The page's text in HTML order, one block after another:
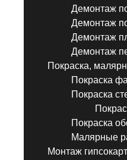
Демонтаж
Демонтаж
Демонтаж
Демонтаж
Покраска,
Покраска
Покраска
Покраска
Малярные
Монтаж